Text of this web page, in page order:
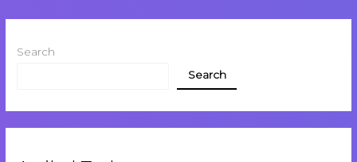
Search
Search